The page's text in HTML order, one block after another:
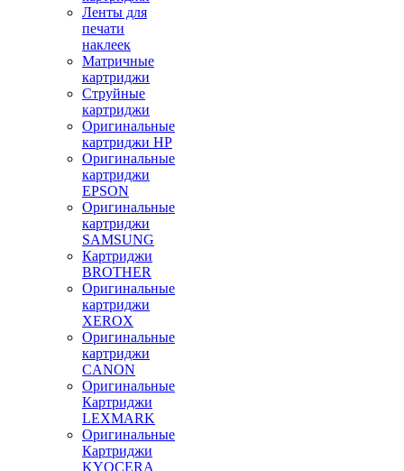
Ленты для
печати
наклеек
Матричные
картриджи
Струйные
картриджи
Оригинальные
картриджи HP
Оригинальные
картриджи
EPSON
Оригинальные
картриджи
SAMSUNG
Картриджи
BROTHER
Оригинальные
картриджи
XEROX
Оригинальные
картриджи
CANON
Оригинальные
Картриджи
LEXMARK
Оригинальные
Картриджи
KYOCERA